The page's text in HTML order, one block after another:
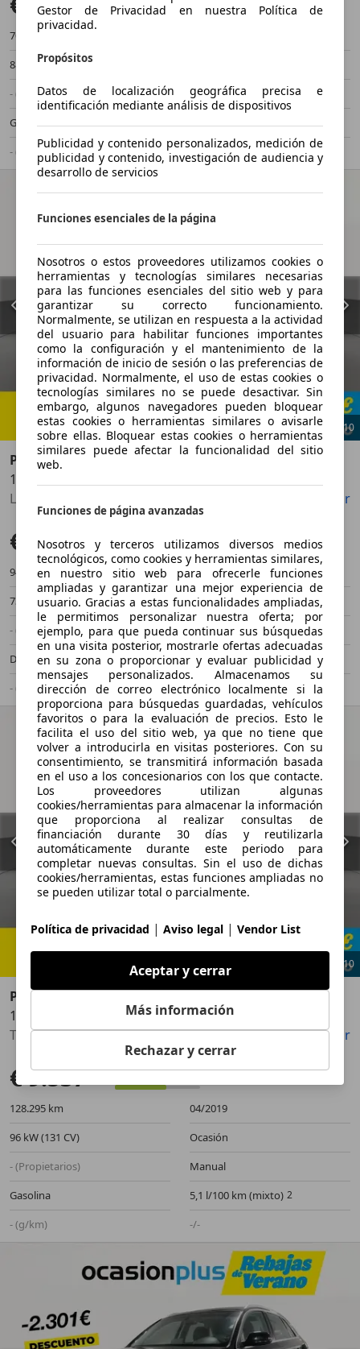
70.502 km
88 kW (120 CV)
- (Propietarios)
Manual
Gasolina
5,8 l/100 km (mixto)
- (g/km)
-/-
Anterior
10
Peugeot 208
1.6BlueHDi Style 100
Llantas de aleación, ABS
Compartir
€ 7.850 Precio justo
94.564 km
09/2016
73 kW (99 CV)
Ocasión
- (Propietarios)
Manual
Diésel
3,5 l/100 km (mixto)
- (g/km)
-/-
Anterior
10
Peugeot 2008
1.2 PureTech S&S GT Line 130
Techo solar, Llantas de aleación, Ventanas tintadas, ABS, Volante multifunción
Guardar Compartir
€ 9.537 Precio justo
128.295 km
04/2019
96 kW (131 CV)
Ocasión
- (Propietarios)
Manual
Gasolina
5,1 l/100 km (mixto)
- (g/km)
-/-
Gestor de Privacidad en nuestra Política de
privacidad.
Propósitos
Datos de localización geográfica precisa e
identificación mediante análisis de dispositivos
Publicidad y contenido personalizados, medición de
publicidad y contenido, investigación de audiencia y
desarrollo de servicios
Funciones esenciales de la página
Nosotros o estos proveedores utilizamos cookies o
herramientas y tecnologías similares necesarias
para las funciones esenciales del sitio web y para
garantizar su correcto funcionamiento.
Normalmente, se utilizan en respuesta a la actividad
del usuario para habilitar funciones importantes
como la configuración y el mantenimiento de la
información de inicio de sesión o las preferencias de
privacidad. Normalmente, el uso de estas cookies o
tecnologías similares no se puede desactivar. Sin
embargo, algunos navegadores pueden bloquear
estas cookies o herramientas similares o avisarle
sobre ellas. Bloquear estas cookies o herramientas
similares puede afectar la funcionalidad del sitio
web.
Funciones de página avanzadas
Nosotros y terceros utilizamos diversos medios
tecnológicos, como cookies y herramientas similares,
en nuestro sitio web para ofrecerle funciones
ampliadas y garantizar una mejor experiencia de
usuario. Gracias a estas funcionalidades ampliadas,
le permitimos personalizar nuestra oferta; por
ejemplo, para que pueda continuar sus búsquedas
en una visita posterior, mostrarle ofertas adecuadas
en su zona o proporcionar y evaluar publicidad y
mensajes personalizados. Almacenamos su
dirección de correo electrónico localmente si la
proporciona para búsquedas guardadas, vehículos
favoritos o para la evaluación de precios. Esto le
facilita el uso del sitio web, ya que no tiene que
volver a introducirla en visitas posteriores. Con su
consentimiento, se transmitirá información basada
en el uso a los concesionarios con los que contacte.
Los proveedores utilizan algunas
cookies/herramientas para almacenar la información
que proporciona al realizar consultas de
financiación durante 30 días y reutilizarla
automáticamente durante este periodo para
completar nuevas consultas. Sin el uso de dichas
cookies/herramientas, estas funciones ampliadas no
se pueden utilizar total o parcialmente.
Política de privacidad | Aviso legal | Vendor List
Aceptar y cerrar
Más información
Rechazar y cerrar